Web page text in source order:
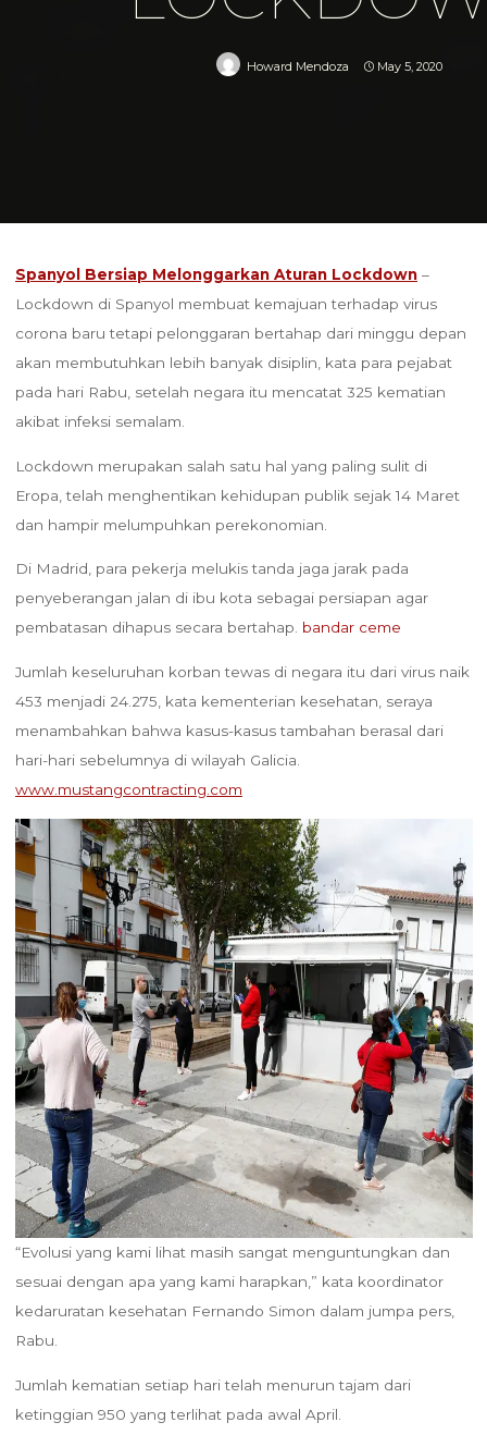
Howard Mendoza May 5, 2020
Spanyol Bersiap Melonggarkan Aturan Lockdown–
Lockdown di Spanyol membuat kemajuan terhadap virus
corona baru tetapi pelonggaran bertahap dari minggu depan
akan membutuhkan lebih banyak disiplin, kata para pejabat
pada hari Rabu, setelah negara itu mencatat 325 kematian
akibat infeksi semalam.
Lockdown merupakan salah satu hal yang paling sulit di
Eropa, telah menghentikan kehidupan publik sejak 14 Maret
dan hampir melumpuhkan perekonomian.
Di Madrid, para pekerja melukis tanda jaga jarak pada
penyeberangan jalan di ibu kota sebagai persiapan agar
pembatasan dihapus secara bertahap. bandar ceme
Jumlah keseluruhan korban tewas di negara itu dari virus naik
453 menjadi 24.275, kata kementerian kesehatan, seraya
menambahkan bahwa kasus-kasus tambahan berasal dari
hari-hari sebelumnya di wilayah Galicia.
www.mustangcontracting.com
“Evolusi yang kami lihat masih sangat menguntungkan dan
sesuai dengan apa yang kami harapkan,” kata koordinator
kedaruratan kesehatan Fernando Simon dalam jumpa pers,
Rabu.
Jumlah kematian setiap hari telah menurun tajam dari
ketinggian 950 yang terlihat pada awal April.